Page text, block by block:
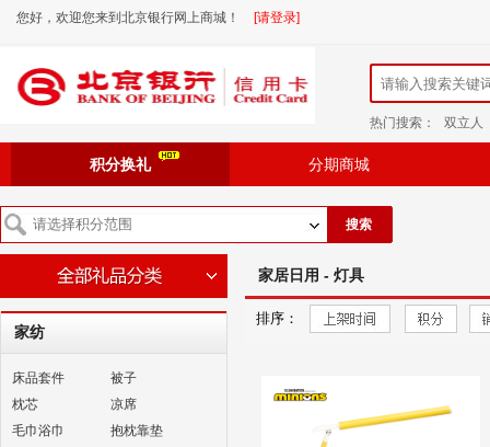
您好，欢迎您来到北京银行网上商城！ [请登录]
热门搜索： 双立人
积分换礼 分期商城
搜索
家纺
床品套件
被子
枕芯
凉席
毛巾浴巾
抱枕靠垫
家居日用 - 灯具
排序：